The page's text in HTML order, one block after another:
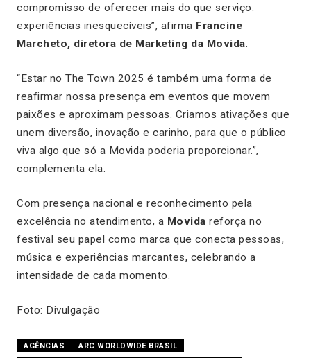
compromisso de oferecer mais do que serviço:
experiências inesquecíveis”, afirma Francine
Marcheto, diretora de Marketing da Movida.
“Estar no The Town 2025 é também uma forma de
reafirmar nossa presença em eventos que movem
paixões e aproximam pessoas. Criamos ativações que
unem diversão, inovação e carinho, para que o público
viva algo que só a Movida poderia proporcionar.”,
complementa ela.
Com presença nacional e reconhecimento pela
excelência no atendimento, a Movida reforça no
festival seu papel como marca que conecta pessoas,
música e experiências marcantes, celebrando a
intensidade de cada momento.
Foto: Divulgação
AGÊNCIAS
ARC WORLDWIDE BRASIL